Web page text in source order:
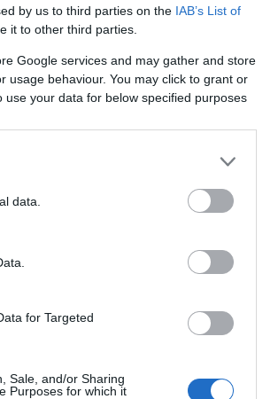
by us to third parties on the IAB’s List of
it to other third parties.
Google services and may gather and store
usage behaviour. You may click to grant or
your data for below specified purposes
data.
for Targeted
Sale, and/or Sharing
Purposes for which it
(ASI)
con il
aree agricole
unisce valori